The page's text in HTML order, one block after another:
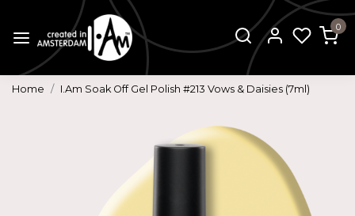
0
Home I.Am Soak Off Gel Polish #213 Vows & Daisies (7ml)